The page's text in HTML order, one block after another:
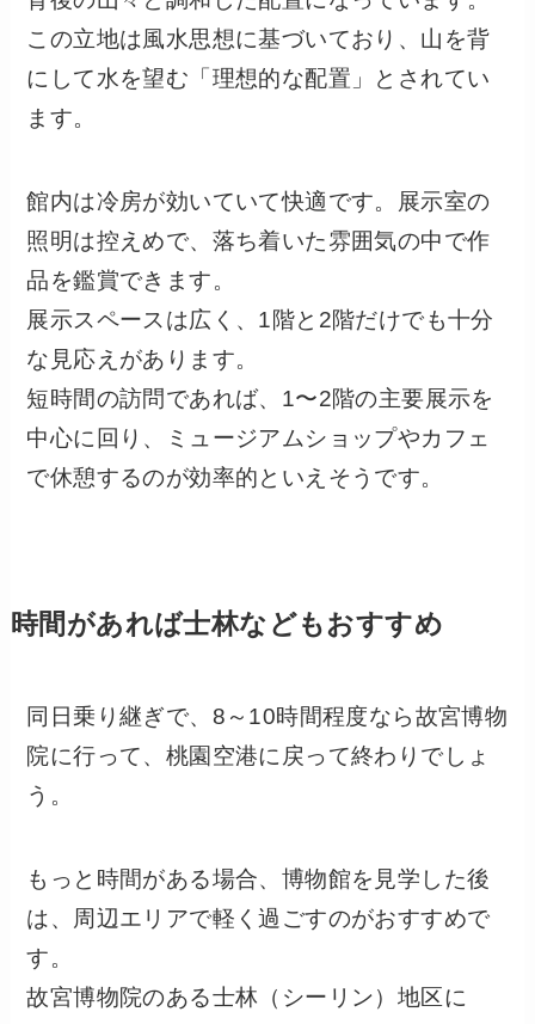
この立地は風水思想に基づいており、山を背
にして水を望む「理想的な配置」とされてい
ます。
館内は冷房が効いていて快適です。展示室の
照明は控えめで、落ち着いた雰囲気の中で作
品を鑑賞できます。
展示スペースは広く、1階と2階だけでも十分
な見応えがあります。
短時間の訪問であれば、1〜2階の主要展示を
中心に回り、ミュージアムショップやカフェ
で休憩するのが効率的といえそうです。
時間があれば士林などもおすすめ
同日乗り継ぎで、8～10時間程度なら故宮博物
院に行って、桃園空港に戻って終わりでしょ
う。
もっと時間がある場合、博物館を見学した後
は、周辺エリアで軽く過ごすのがおすすめで
す。
故宮博物院のある士林（シーリン）地区に